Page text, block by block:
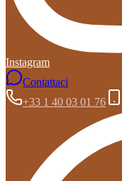
Instagram
Contattaci
+33 1 40 03 01 76